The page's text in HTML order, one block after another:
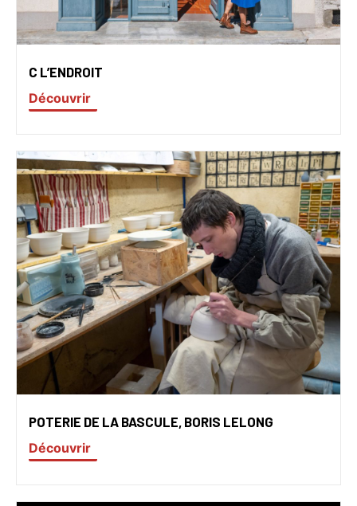
C L’ENDROIT
Découvrir
POTERIE DE LA BASCULE, BORIS LELONG
Découvrir